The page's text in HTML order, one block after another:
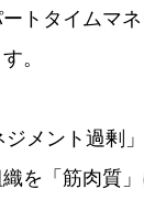
トタイムマ
。
メント過剰
を「筋肉質